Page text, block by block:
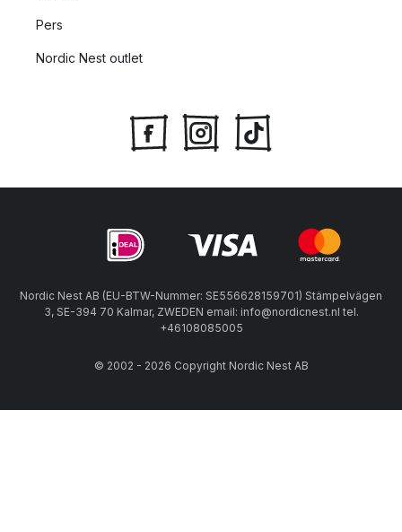
Pers
Nordic Nest outlet
Nordic Nest AB (EU-BTW-Nummer: SE556628159701) Stämpelvägen
3, SE-394 70 Kalmar, ZWEDEN email: info@nordicnest.nl tel.
+46108085005
© 2002 - 2026 Copyright Nordic Nest AB